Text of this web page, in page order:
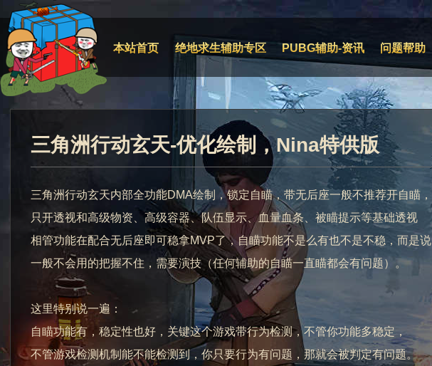
本站首页 绝地求生辅助专区 PUBG辅助-资讯 问题帮助
三角洲行动玄天-优化绘制，Nina特供版
三角洲行动玄天内部全功能DMA绘制，锁定自瞄，带无后座一般不推荐开自瞄，
只开透视和高级物资、高级容器、队伍显示、血量血条、被瞄提示等基础透视
相管功能在配合无后座即可稳拿MVP了，自瞄功能不是么有也不是不稳，而是说
一般不会用的把握不住，需要演技（任何辅助的自瞄一直瞄都会有问题）。
这里特别说一遍：
自瞄功能有，稳定性也好，关键这个游戏带行为检测，不管你功能多稳定，
不管游戏检测机制能不能检测到，你只要行为有问题，那就会被判定有问题。